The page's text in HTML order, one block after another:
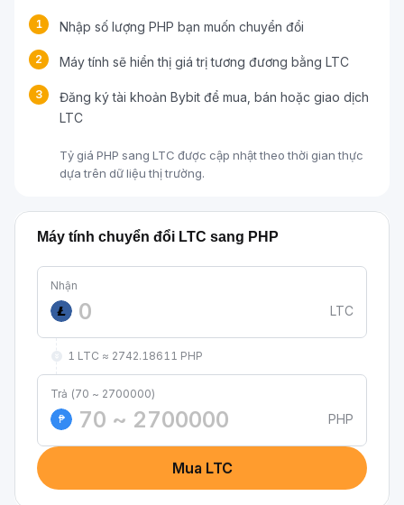
1 Nhập số lượng PHP bạn muốn chuyển đổi
2 Máy tính sẽ hiển thị giá trị tương đương bằng LTC
3
Đăng ký tài khoản Bybit để mua, bán hoặc giao dịch
LTC
Tỷ giá PHP sang LTC được cập nhật theo thời gian thực
dựa trên dữ liệu thị trường.
Máy tính chuyển đổi LTC sang PHP
Nhận
LTC
1 LTC ≈ 2742.18611 PHP
Trả (70 ~ 2700000)
₱
PHP
Mua LTC